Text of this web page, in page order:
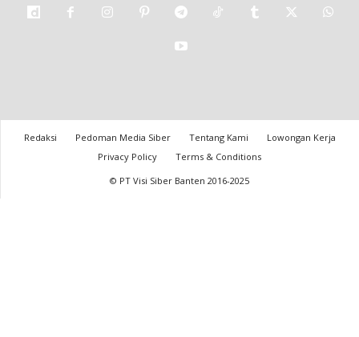
Redaksi Pedoman Media Siber Tentang Kami
Lowongan Kerja
Privacy Policy
Terms & Conditions
© PT Visi Siber Banten 2016-2025